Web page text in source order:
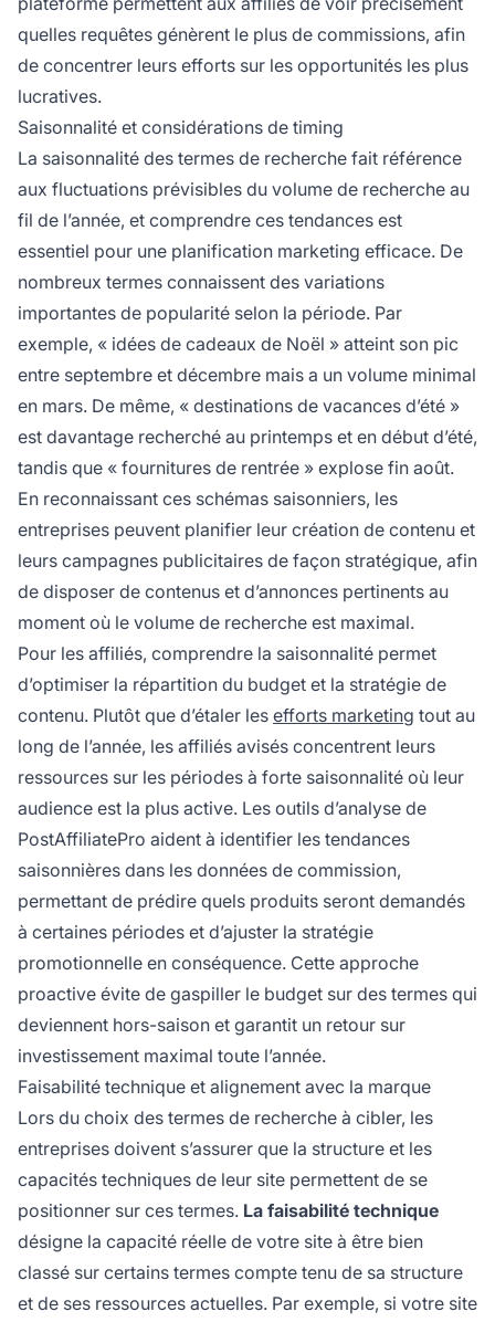
quelles requêtes génèrent le plus de commissions, afin
de concentrer leurs efforts sur les opportunités les plus
lucratives.
Saisonnalité et considérations de timing
La saisonnalité des termes de recherche fait référence
aux fluctuations prévisibles du volume de recherche au
fil de l’année, et comprendre ces tendances est
essentiel pour une planification marketing efficace. De
nombreux termes connaissent des variations
importantes de popularité selon la période. Par
exemple, « idées de cadeaux de Noël » atteint son pic
entre septembre et décembre mais a un volume minimal
en mars. De même, « destinations de vacances d’été »
est davantage recherché au printemps et en début d’été,
tandis que « fournitures de rentrée » explose fin août.
En reconnaissant ces schémas saisonniers, les
entreprises peuvent planifier leur création de contenu et
leurs campagnes publicitaires de façon stratégique, afin
de disposer de contenus et d’annonces pertinents au
moment où le volume de recherche est maximal.
Pour les affiliés, comprendre la saisonnalité permet
d’optimiser la répartition du budget et la stratégie de
contenu. Plutôt que d’étaler les efforts marketing tout au
long de l’année, les affiliés avisés concentrent leurs
ressources sur les périodes à forte saisonnalité où leur
audience est la plus active. Les outils d’analyse de
PostAffiliatePro aident à identifier les tendances
saisonnières dans les données de commission,
permettant de prédire quels produits seront demandés
à certaines périodes et d’ajuster la stratégie
promotionnelle en conséquence. Cette approche
proactive évite de gaspiller le budget sur des termes qui
deviennent hors-saison et garantit un retour sur
investissement maximal toute l’année.
Faisabilité technique et alignement avec la marque
Lors du choix des termes de recherche à cibler, les
entreprises doivent s’assurer que la structure et les
capacités techniques de leur site permettent de se
positionner sur ces termes. La faisabilité technique
désigne la capacité réelle de votre site à être bien
classé sur certains termes compte tenu de sa structure
et de ses ressources actuelles. Par exemple, si votre site